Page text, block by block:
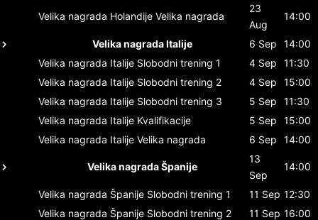
Velika nagrada Holandije Velika nagrada
23
Aug
14:00
Velika nagrada Italije 6 Sep
14:00
Velika nagrada Italije Slobodni trening 1 4 Sep
11:30
Velika nagrada Italije Slobodni trening 2 4 Sep
15:00
Velika nagrada Italije Slobodni trening 3 5 Sep
11:30
Velika nagrada Italije Kvalifikacije 5 Sep
15:00
Velika nagrada Italije Velika nagrada 6 Sep 14:00
Velika nagrada Španije
13
Sep
14:00
Velika nagrada Španije Slobodni trening 1 11 Sep 12:30
Velika nagrada Španije Slobodni trening 2 11 Sep 16:00